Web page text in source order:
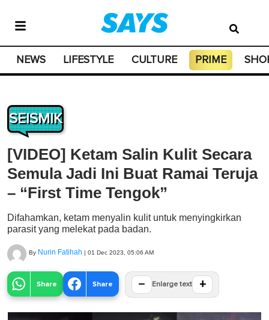
NEWS LIFESTYLE CULTURE PRIME
SEISMIK
[VIDEO] Ketam Salin Kulit Secara
Semula Jadi Ini Buat Ramai Teruja
– “First Time Tengok”
Difahamkan, ketam menyalin kulit untuk menyingkirkan
parasit yang melekat pada badan.
By Nurin Fatihah | 01 Dec 2023, 05:06 AM
Share Share − Enlarge text +